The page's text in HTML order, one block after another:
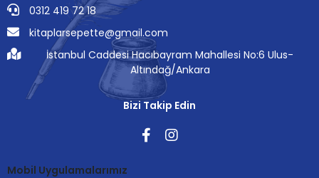
0312 419 72 18
kitaplarsepette@gmail.com
İstanbul Caddesi Hacıbayram Mahallesi No:6 Ulus-
Altındağ/Ankara
Bizi Takip Edin
Mobil Uygulamalarımız